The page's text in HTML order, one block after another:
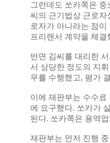
그런데도 쏘카쪽은
씨의 근기법상 근로자
로자가 아니라는 점
프리랜서 계약을 체
반면 김씨를 대리한
서 상당한 정도의 지
무를 수행했고, 평가
이에 재판부는 수수
에 요구했다. 쏘카가
된다. 쏘카쪽은 용역
재판부는 먼저 진행